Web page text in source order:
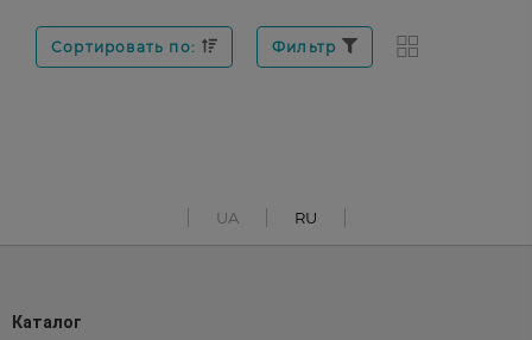
Сортировать по: Фильтр
UA RU
Каталог